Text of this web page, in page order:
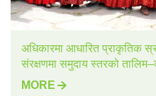
अधिकारमा आधारित प्राकृतिक
संरक्षणमा समुदाय स्तरको
MORE